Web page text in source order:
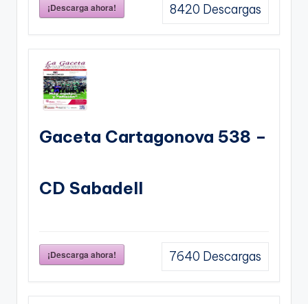
¡Descarga ahora! 8420 Descargas
Gaceta Cartagonova 538 –
CD Sabadell
¡Descarga ahora! 7640 Descargas